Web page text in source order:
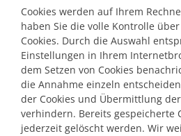
Cookies werden auf Ihrem
haben Sie die volle Kontrolle
Cookies. Durch die Auswahl
Einstellungen in Ihrem
dem Setzen von Cookies
die Annahme einzeln
der Cookies und Übermittlung
verhindern. Bereits gespeicherte
jederzeit gelöscht werden. Wir